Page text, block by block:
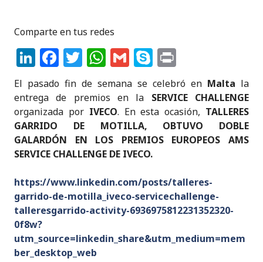
Comparte en tus redes
Li
n
k
e
dI
n
F
a
c
e
b
o
k
T
w
it
te
r
W
h
a
ts
A
p
G
m
ai
l
S
k
y
p
e
ri
n
t
El pasado fin de semana se celebró en Malta la
entrega de premios en la SERVICE CHALLENGE
organizada por IVECO. En esta ocasión, TALLERES
GARRIDO DE MOTILLA, OBTUVO DOBLE
GALARDÓN EN LOS PREMIOS EUROPEOS AMS
SERVICE CHALLENGE DE IVECO.
https://www.linkedin.com/posts/talleres-
garrido-de-motilla_iveco-servicechallenge-
talleresgarrido-activity-6936975812231352320-
0f8w?
utm_source=linkedin_share&utm_medium=mem
ber_desktop_web